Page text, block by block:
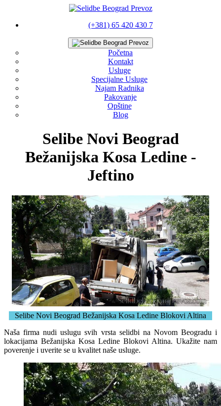
(+381) 65 420 430 7
Početna
Kontakt
Usluge
Specijalne Usluge
Najam Radnika
Pakovanje
Opštine
Blog
Selibe Novi Beograd
Bežanijska Kosa Ledine -
Jeftino
Selibe Novi Beograd Bežanijska Kosa Ledine Blokovi Altina
Naša firma nudi uslugu svih vrsta selidbi na Novom Beogradu i
lokacijama Bežanijska Kosa Ledine Blokovi Altina. Ukažite nam
poverenje i uverite se u kvalitet naše usluge.